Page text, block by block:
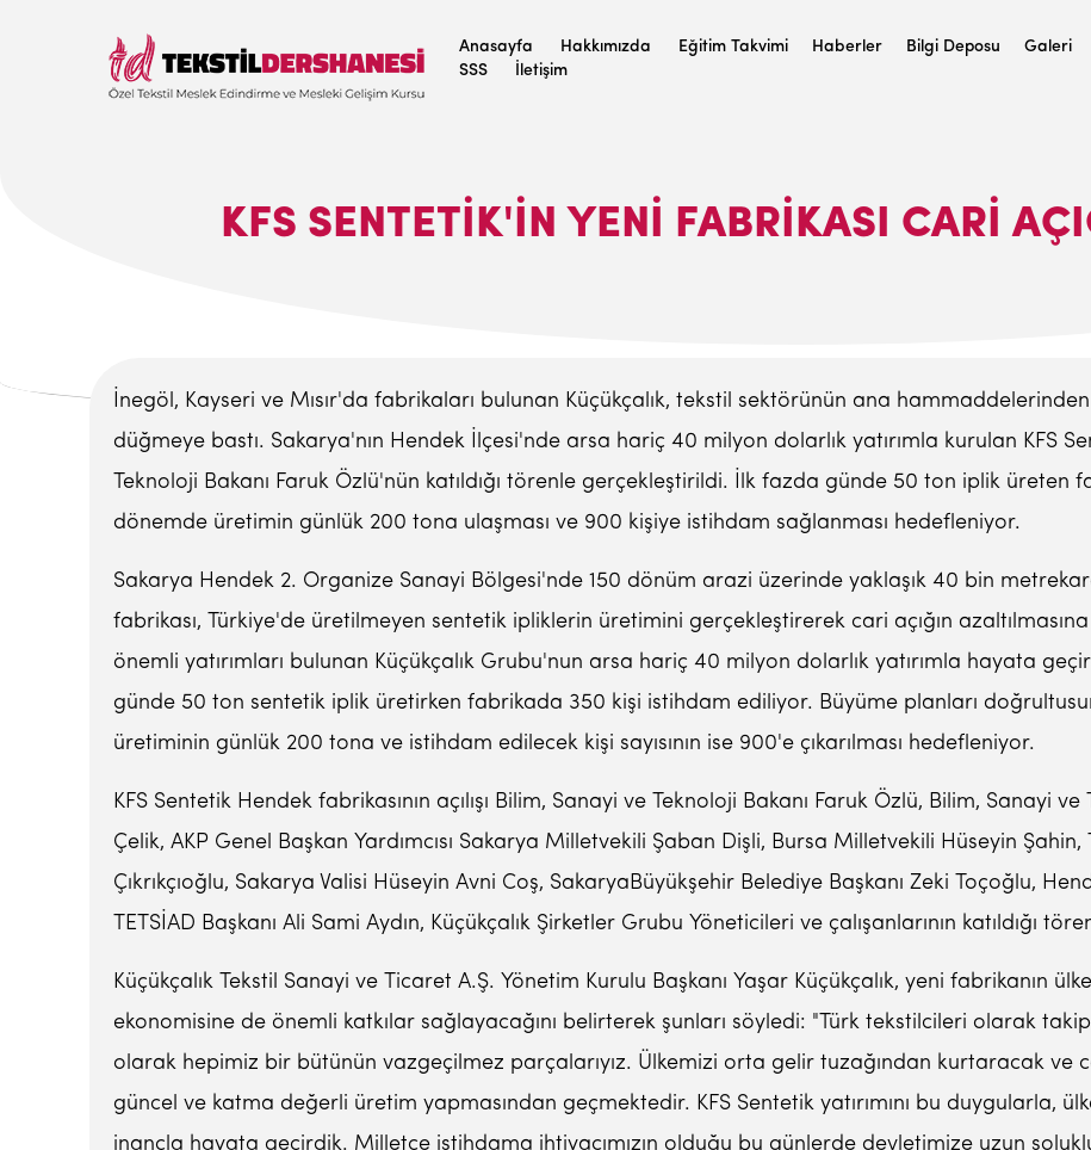
Anasayfa Hakkımızda Eğitim Takvimi Haberler Bilgi Deposu Galeri
SSS
İletişim
KFS SENTETIK'IN YENI FABRIKASI CARI
İnegöl, Kayseri ve Mısır'da fabrikaları bulunan Küçükçalık, tekstil sektörünün ana
düğmeye bastı. Sakarya'nın Hendek İlçesi'nde arsa hariç 40 milyon dolarlık yatırımla kurulan KFS
Teknoloji Bakanı Faruk Özlü'nün katıldığı törenle gerçekleştirildi. İlk fazda günde 50 ton iplik üreten
dönemde üretimin günlük 200 tona ulaşması ve 900 kişiye istihdam sağlanması hedefleniyor.
Sakarya Hendek 2. Organize Sanayi Bölgesi'nde 150 dönüm arazi üzerinde yaklaşık 40 bin
fabrikası, Türkiye'de üretilmeyen sentetik ipliklerin üretimini gerçekleştirerek cari açığın
önemli yatırımları bulunan Küçükçalık Grubu'nun arsa hariç 40 milyon dolarlık yatırımla hayata
günde 50 ton sentetik iplik üretirken fabrikada 350 kişi istihdam ediliyor. Büyüme planları
üretiminin günlük 200 tona ve istihdam edilecek kişi sayısının ise 900'e çıkarılması hedefleniyor.
KFS Sentetik Hendek fabrikasının açılışı Bilim, Sanayi ve Teknoloji Bakanı Faruk Özlü, Bilim, Sanayi ve
Çelik, AKP Genel Başkan Yardımcısı Sakarya Milletvekili Şaban Dişli, Bursa Milletvekili Hüseyin
Çıkrıkçıoğlu, Sakarya Valisi Hüseyin Avni Coş, SakaryaBüyükşehir Belediye Başkanı Zeki Toçoğlu,
TETSİAD Başkanı Ali Sami Aydın, Küçükçalık Şirketler Grubu Yöneticileri ve çalışanlarının katıldığı
Küçükçalık Tekstil Sanayi ve Ticaret A.Ş. Yönetim Kurulu Başkanı Yaşar Küçükçalık, yeni fabrikanın
ekonomisine de önemli katkılar sağlayacağını belirterek şunları söyledi: "Türk tekstilcileri olarak
olarak hepimiz bir bütünün vazgeçilmez parçalarıyız. Ülkemizi orta gelir tuzağından kurtaracak ve
güncel ve katma değerli üretim yapmasından geçmektedir. KFS Sentetik yatırımını bu duygularla,
inançla hayata geçirdik. Milletçe istihdama ihtiyacımızın olduğu bu günlerde devletimize uzun